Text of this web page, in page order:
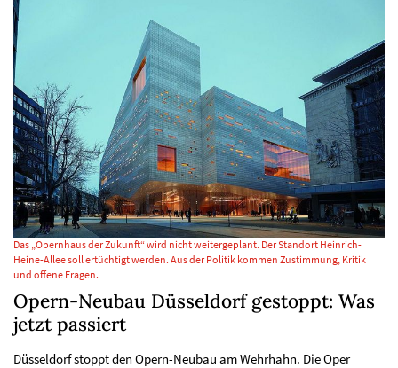
Das „Opernhaus der Zukunft“ wird nicht weitergeplant. Der Standort Heinrich-
Heine-Allee soll ertüchtigt werden. Aus der Politik kommen Zustimmung, Kritik
und offene Fragen.
Opern-Neubau Düsseldorf gestoppt: Was
jetzt passiert
Düsseldorf stoppt den Opern-Neubau am Wehrhahn. Die Oper